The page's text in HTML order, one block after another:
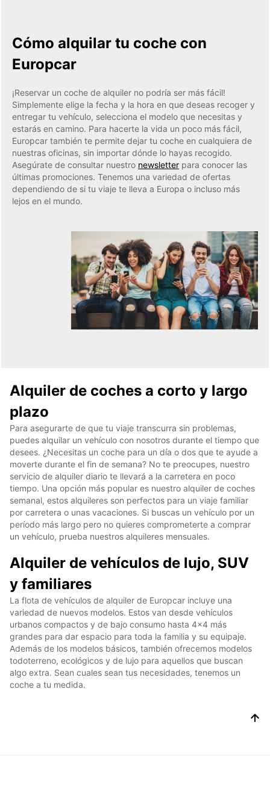
Cómo alquilar tu coche con
Europcar
¡Reservar un coche de alquiler no podría ser más fácil!
Simplemente elige la fecha y la hora en que deseas recoger y
entregar tu vehículo, selecciona el modelo que necesitas y
estarás en camino. Para hacerte la vida un poco más fácil,
Europcar también te permite dejar tu coche en cualquiera de
nuestras oficinas, sin importar dónde lo hayas recogido.
Asegúrate de consultar nuestro newsletter para conocer las
últimas promociones. Tenemos una variedad de ofertas
dependiendo de si tu viaje te lleva a Europa o incluso más
lejos en el mundo.
Alquiler de coches a corto y largo
plazo
Para asegurarte de que tu viaje transcurra sin problemas,
puedes alquilar un vehículo con nosotros durante el tiempo que
desees. ¿Necesitas un coche para un día o dos que te ayude a
moverte durante el fin de semana? No te preocupes, nuestro
servicio de alquiler diario te llevará a la carretera en poco
tiempo. Una opción más popular es nuestro alquiler de coches
semanal, estos alquileres son perfectos para un viaje familiar
por carretera o unas vacaciones. Si buscas un vehículo por un
período más largo pero no quieres comprometerte a comprar
un vehículo, prueba nuestros alquileres mensuales.
Alquiler de vehículos de lujo, SUV
y familiares
La flota de vehículos de alquiler de Europcar incluye una
variedad de nuevos modelos. Estos van desde vehículos
urbanos compactos y de bajo consumo hasta 4x4 más
grandes para dar espacio para toda la familia y su equipaje.
Además de los modelos básicos, también ofrecemos modelos
todoterreno, ecológicos y de lujo para aquellos que buscan
algo extra. Sean cuales sean tus necesidades, tenemos un
coche a tu medida.